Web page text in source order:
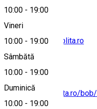
10:00 - 19:00
Vineri
10:00 - 19:00
Sâmbătă
10:00 - 19:00
Duminică
10:00 - 19:00
contact@partiatoplita.ro
https://partiatoplita.ro/bob/